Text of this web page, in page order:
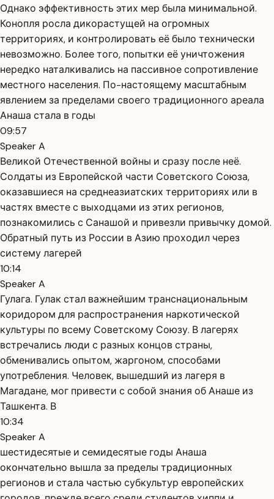
Однако эффективность этих мер была минимальной.
Конопля росла дикорастущей на огромных
территориях, и контролировать её было технически
невозможно. Более того, попытки её уничтожения
нередко наталкивались на пассивное сопротивление
местного населения. По-настоящему масштабным
явлением за пределами своего традиционного ареала
Анаша стала в годы
09:57
Speaker A
Великой Отечественной войны и сразу после неё.
Солдаты из Европейской части Советского Союза,
оказавшиеся на среднеазиатских территориях или в
частях вместе с выходцами из этих регионов,
познакомились с Санашой и привезли привычку домой.
Обратный путь из России в Азию проходил через
систему лагерей
10:14
Speaker A
Гулага. Гулак стал важнейшим транснациональным
коридором для распространения наркотической
культуры по всему Советскому Союзу. В лагерях
встречались люди с разных концов страны,
обменивались опытом, жаргоном, способами
употребления. Человек, вышедший из лагеря в
Магадане, мог привести с собой знания об Анаше из
Ташкента. В
10:34
Speaker A
шестидесятые и семидесятые годы Анаша
окончательно вышла за пределы традиционных
регионов и стала частью субкультур европейских